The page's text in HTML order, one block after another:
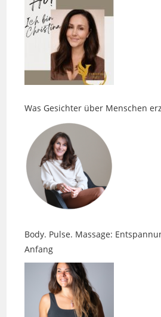
Was Gesichter über Menschen
Body. Pulse. Massage: